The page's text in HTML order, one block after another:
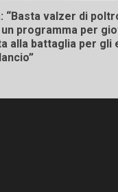
“Basta valzer di
programma per
alla battaglia per gli